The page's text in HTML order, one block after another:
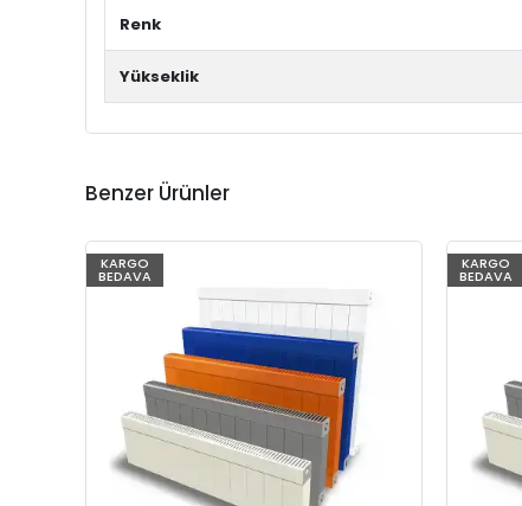
Renk
Yükseklik
Benzer Ürünler
KARGO
BEDAVA
KARGO
BEDAVA